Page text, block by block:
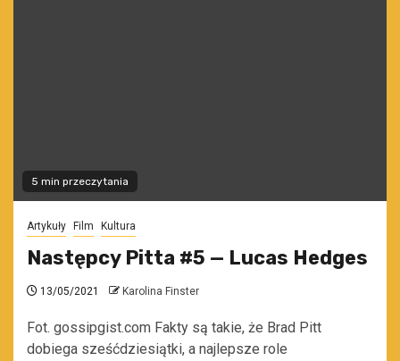
5 min przeczytania
Artykuły Film Kultura
Następcy Pitta #5 — Lucas Hedges
13/05/2021 Karolina Finster
Fot. gossipgist.com Fakty są takie, że Brad Pitt
dobiega sześćdziesiątki, a najlepsze role